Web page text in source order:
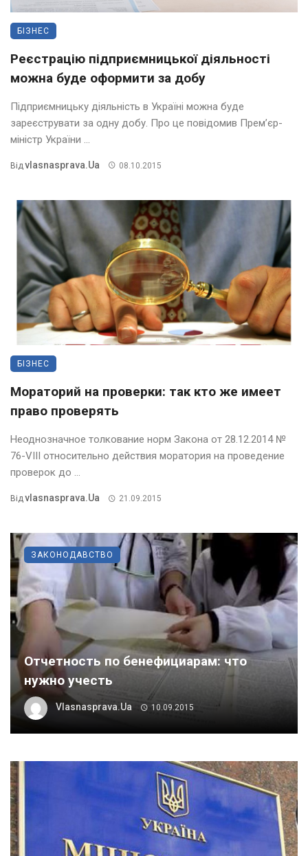
БІЗНЕС
Реєстрацію підприємницької діяльності
можна буде оформити за добу
Підприємницьку діяльність в Україні можна буде
зареєструвати за одну добу. Про це повідомив Прем’єр-
міністр України ...
Від Vlasnasprava.ua 08.10.2015
БІЗНЕС
Мораторий на проверки: так кто же имеет
право проверять
Неоднозначное толкование норм Закона от 28.12.2014 №
76-VIII относительно действия моратория на проведение
проверок до ...
ВідVlasnasprava.ua 21.09.2015
Отчетность по бенефициарам: что
нужно учесть
Vlasnasprava.ua 10.09.2015
ЗАКОНОДАВСТВО